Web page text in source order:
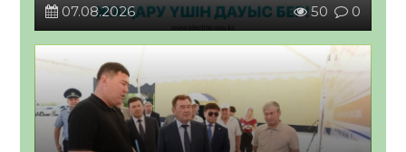
07.08.2026
50 0